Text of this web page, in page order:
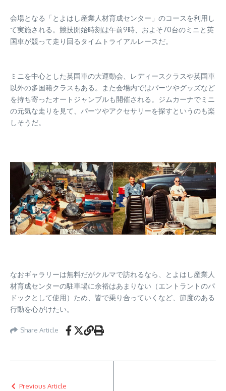
会場となる「とよはし産業人材育成センター」のコースを利用し
て実施される。競技開始時刻は午前9時、およそ70台のミニと英
国車が競って走り回るタイムトライアルレースだ。
ミニを中心とした英国車の大運動会、レディースクラスや英国車
以外の多国籍クラスもある。また会場内ではパーツやグッズなど
を持ち寄ったオートジャンブルも開催される。ジムカーナでミニ
の元気な走りを見て、パーツやアクセサリーを探すというのも楽
しそうだ。
なおギャラリーは無料だがクルマで訪れるなら、とよはし産業人
材育成センターの駐車場に余裕はあまりない（エントラントのパ
ドックとして使用）ため、皆で乗り合っていくなど、節度のある
行動を心がけたい。
Share Article
Previous Article